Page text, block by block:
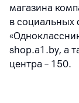
магазина
в социальных
shop.a1.by, а
центра – 150.